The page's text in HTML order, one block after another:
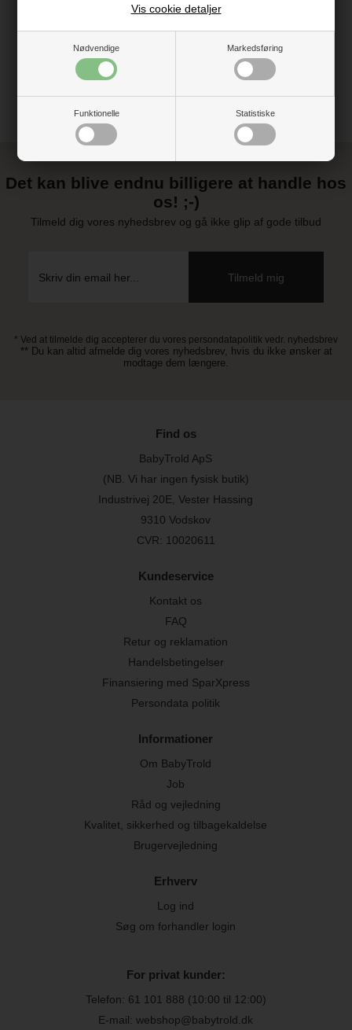
Nødvendige Markedsføring
Funktionelle Statistiske
Vis cookie detaljer
Brugermanual
Det kan blive endnu billigere at handle hos
os! ;-)
Tilmeld dig vores nyhedsbrev og gå ikke glip af gode tilbud
* Ved at tilmelde dig accepterer du vores persondatapolitik vedr. nyhedsbrev
** Du kan altid afmelde dig vores nyhedsbrev, hvis du ikke ønsker at
modtage dem længere.
Find os
BabyTrold ApS
(NB. Vi har ingen fysisk butik)
Industrivej 20E, Vester Hassing
9310 Vodskov
CVR: 10020611
Kundeservice
Kontakt os
FAQ
Retur og reklamation
Handelsbetingelser
Finansiering med SparXpress
Persondata politik
Informationer
Om BabyTrold
Job
Råd og vejledning
Kvalitet, sikkerhed og tilbagekaldelse
Brugervejledning
Erhverv
Log ind
Søg om forhandler login
For privat kunder:
Telefon: 61 101 888 (10:00 til 12:00)
E-mail: webshop@babytrold.dk